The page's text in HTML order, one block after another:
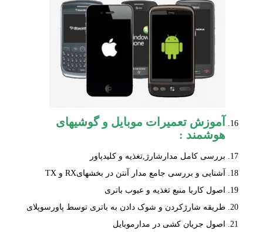
آموزش تعمیرات موبایل و گوشیهای
هوشمند :
بررسی کامل مدارشارژ,تغذیه و کلیدپاور
آشنایی و بررسی جامع مدار آنتن در بخشهایRX و TX
اصول کاربا منبع تغذیه و عیوب باتری
طریقه شارژکردن و شوک دادن به باتری توسط پاورسوپلای
اصول جریان کشی در مدارموبایل